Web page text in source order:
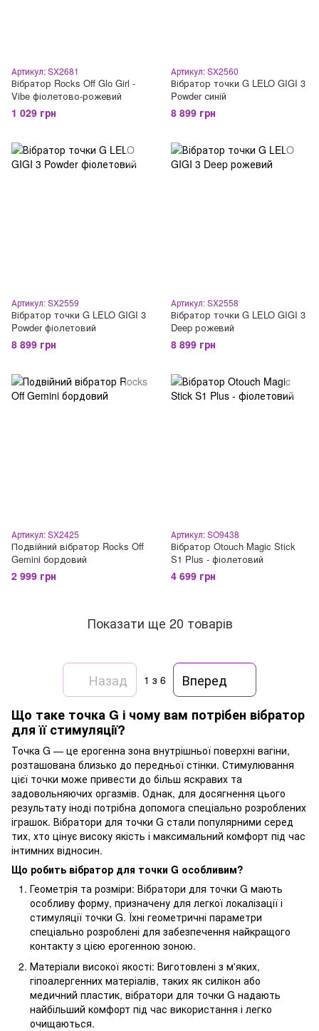
Артикул: SX2681
Вібратор Rocks Off Glo Girl -
Vibe фіолетово-рожевий
1 029 грн
Артикул: SX2560
Вібратор точки G LELO GIGI 3
Powder синій
8 899 грн
Артикул: SX2559
Вібратор точки G LELO GIGI 3
Powder фіолетовий
8 899 грн
Артикул: SX2558
Вібратор точки G LELO GIGI 3
Deep рожевий
8 899 грн
Артикул: SX2425
Подвійний вібратор Rocks Off
Gemini бордовий
2 999 грн
Артикул: SO9438
Вібратор Otouch Magic Stick
S1 Plus - фіолетовий
4 699 грн
Показати ще 20 товарів
Назад 1 з 6
Вперед
Що таке точка G і чому вам потрібен вібратор
для її стимуляції?
Точка G — це ерогенна зона внутрішньої поверхні вагіни,
розташована близько до передньої стінки. Стимулювання
цієї точки може привести до більш яскравих та
задовольняючих оргазмів. Однак, для досягнення цього
результату іноді потрібна допомога спеціально розроблених
іграшок. Вібратори для точки G стали популярними серед
тих, хто цінує високу якість і максимальний комфорт під час
інтимних відносин.
Що робить вібратор для точки G особливим?
Геометрія та розміри: Вібратори для точки G мають
особливу форму, призначену для легкої локалізації і
стимуляції точки G. Їхні геометричні параметри
спеціально розроблені для забезпечення найкращого
контакту з цією ерогенною зоною.
Матеріали високої якості: Виготовлені з м'яких,
гіпоалергенних матеріалів, таких як силікон або
медичний пластик, вібратори для точки G надають
найбільший комфорт під час використання і легко
очищаються.